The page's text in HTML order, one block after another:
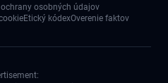
osobných údajov
Etický kódexOverenie faktov